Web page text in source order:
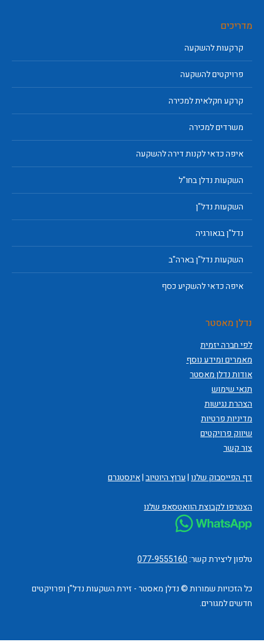
מדריכים
קרקעות להשקעה
פרויקטים להשקעה
קרקע חקלאית למכירה
משרדים למכירה
איפה כדאי לקנות דירה להשקעה
השקעות נדלן בחו"ל
השקעות נדל"ן
נדל"ן בגאורגיה
השקעות נדל"ן בארה"ב
איפה כדאי להשקיע כסף
נדלן מאסטר
לפי חברה יזמית
מאמרים ומידע נוסף
אודות נדלן מאסטר
תנאי שימוש
הצהרת נגישות
מדיניות פרטיות
שיווק פרויקטים
צור קשר
דף הפייסבוק שלנו|ערוץ היוטיוב|אינסטגרם
הצטרפו לקבוצת הוואטסאפ שלנו
טלפון ליצירת קשר:077-9555160
כל הזכויות שמורות © נדלן מאסטר - זירת השקעות נדל"ן ופרויקטים
חדשים למגורים.